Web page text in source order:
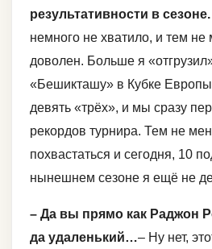
результативности в сезоне.
немного не хватило, и тем не
доволен. Больше я
«Бешикташу» в Кубке Европы
девять «трёх», и мы сразу
рекордов турнира. Тем не
похвастаться и сегодня, 10
нынешнем сезоне я ещё не
– Да вы прямо как Раджон
да удаленький…– Ну нет,